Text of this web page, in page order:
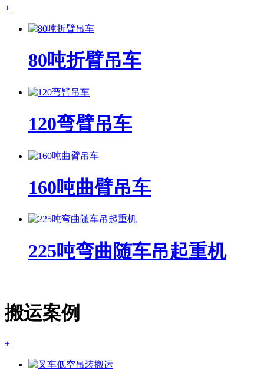
+
80吨折臂吊车
120弯臂吊车
160吨曲臂吊车
225吨弯曲随车吊起重机
搬运案例
+